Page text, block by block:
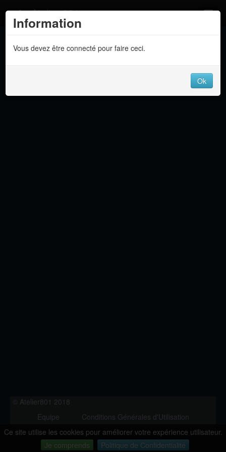
Ce site utilise les cookies pour améliorer votre expérience utilisateur.
Je comprends
Politique de Confidentialité
Information
Vous devez être connecté pour faire ceci.
Ok
Atelier 801
Dev Tracker
Langue
© Atelier801 2018
Equipe
Conditions Générales d'Utilisation
Politique de Confidentialité
Contact
Version 1.27